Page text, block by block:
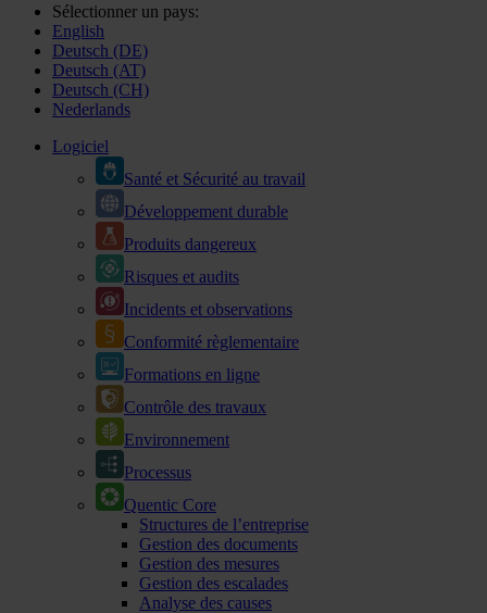
Sélectionner un pays:
English
Deutsch (DE)
Deutsch (AT)
Deutsch (CH)
Nederlands
Logiciel
Santé et Sécurité au travail
Développement durable
Produits dangereux
Risques et audits
Incidents et observations
Conformité règlementaire
Formations en ligne
Contrôle des travaux
Environnement
Processus
Quentic Core
Structures de l’entreprise
Gestion des documents
Gestion des mesures
Gestion des escalades
Analyse des causes